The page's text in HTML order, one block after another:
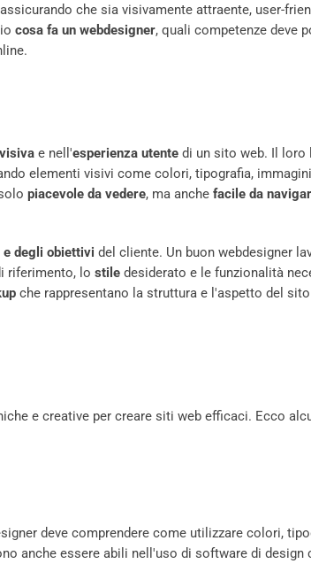
che sia visivamente attraente, user-
cosa fa un webdesigner, quali competenze deve
e nell'esperienza utente di un sito web. Il loro
elementi visivi come colori, tipografia,
piacevole da vedere, ma anche facile da
e degli obiettivi del cliente. Un buon webdesigner
riferimento, lo stile desiderato e le funzionalità
che rappresentano la struttura e l'aspetto del
e creative per creare siti web efficaci. Ecco
deve comprendere come utilizzare colori,
anche essere abili nell'uso di software di design